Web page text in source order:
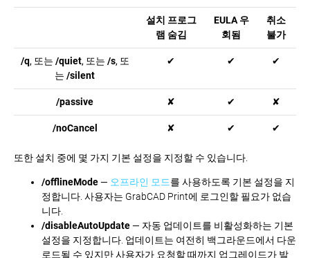
설치 프로그
램 숨김
EULA 우
회됨
취소
불가
/q, 또는 /quiet, 또는 /s, 또
는 /silent
✔ ✔ ✔
/passive ✘ ✔ ✘
/noCancel ✘ ✔ ✔
또한 설치 중에 몇 가지 기본 설정을 지정할 수 있습니다.
/offlineMode— 오프라인 모드를 사용하도록 기본 설정을 지
정합니다. 사용자는 GrabCAD Print에 로그인할 필요가 없습
니다.
/disableAutoUpdate— 자동 업데이트를 비활성화하는 기본
설정을 지정합니다. 업데이트는 여전히 백그라운드에서 다운
로드될 수 있지만 사용자가 요청할 때까지 업그레이드가 발